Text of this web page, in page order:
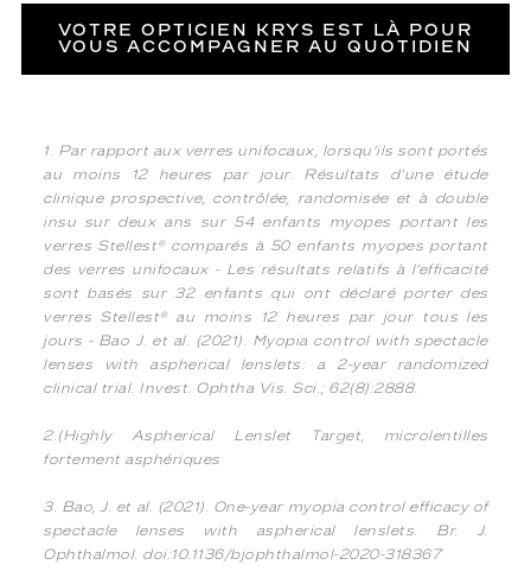
VOTRE OPTICIEN KRYS EST LÀ POUR
VOUS ACCOMPAGNER AU QUOTIDIEN
1. Par rapport aux verres unifocaux, lorsqu’ils sont portés
au moins 12 heures par jour. Résultats d’une étude
clinique prospective, contrôlée, randomisée et à double
insu sur deux ans sur 54 enfants myopes portant les
verres Stellest® comparés à 50 enfants myopes portant
des verres unifocaux - Les résultats relatifs à l’efficacité
sont basés sur 32 enfants qui ont déclaré porter des
verres Stellest® au moins 12 heures par jour tous les
jours - Bao J. et al. (2021). Myopia control with spectacle
lenses with aspherical lenslets: a 2-year randomized
clinical trial. Invest. Ophtha Vis. Sci.; 62(8):2888.
2.(Highly Aspherical Lenslet Target, microlentilles
fortement asphériques
3. Bao, J. et al. (2021). One-year myopia control efficacy of
spectacle lenses with aspherical lenslets. Br. J.
Ophthalmol. doi:10.1136/bjophthalmol-2020-318367